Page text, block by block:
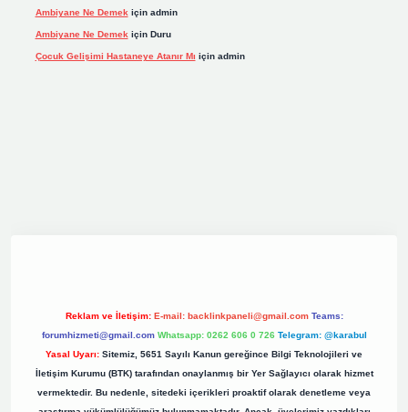
Ambiyane Ne Demekiçin admin
Ambiyane Ne Demek için Duru
Çocuk Gelişimi Hastaneye Atanır Mı için admin
Reklam ve İletişim: E-mail: backlinkpaneli@gmail.com Teams:
forumhizmeti@gmail.com Whatsapp: 0262 606 0 726 Telegram: @karabul
Yasal Uyarı: Sitemiz, 5651 Sayılı Kanun gereğince Bilgi Teknolojileri ve
İletişim Kurumu (BTK) tarafından onaylanmış bir Yer Sağlayıcı olarak hizmet
vermektedir. Bu nedenle, sitedeki içerikleri proaktif olarak denetleme veya